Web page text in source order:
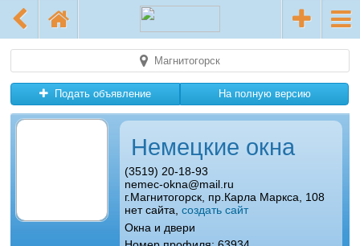
Магнитогорск
Подать объявление На полную версию
Немецкие окна
(3519) 20-18-93
nemec-okna@mail.ru
г.Магнитогорск, пр.Карла Маркса, 108
нет сайта, создать сайт
Окна и двери